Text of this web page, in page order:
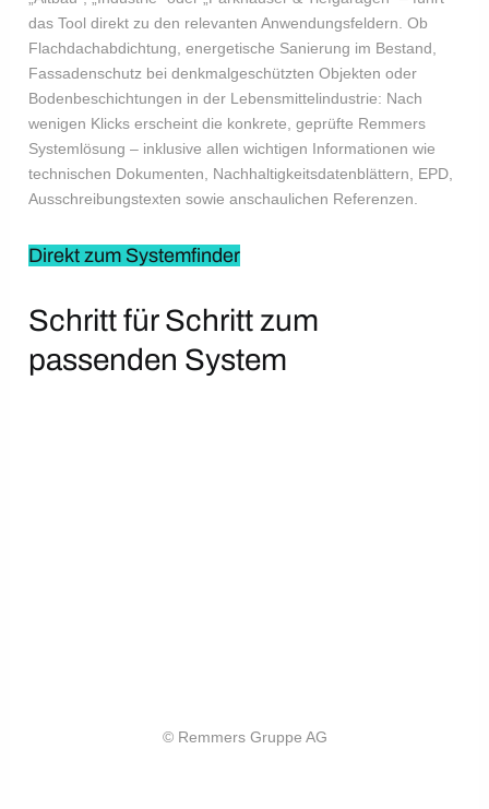
das Tool direkt zu den relevanten Anwendungsfeldern. Ob
Flachdachabdichtung, energetische Sanierung im Bestand,
Fassadenschutz bei denkmalgeschützten Objekten oder
Bodenbeschichtungen in der Lebensmittelindustrie: Nach
wenigen Klicks erscheint die konkrete, geprüfte Remmers
Systemlösung – inklusive allen wichtigen Informationen wie
technischen Dokumenten, Nachhaltigkeitsdatenblättern, EPD,
Ausschreibungstexten sowie anschaulichen Referenzen.
Direkt zum Systemfinder
Schritt für Schritt zum
passenden System
© Remmers Gruppe AG